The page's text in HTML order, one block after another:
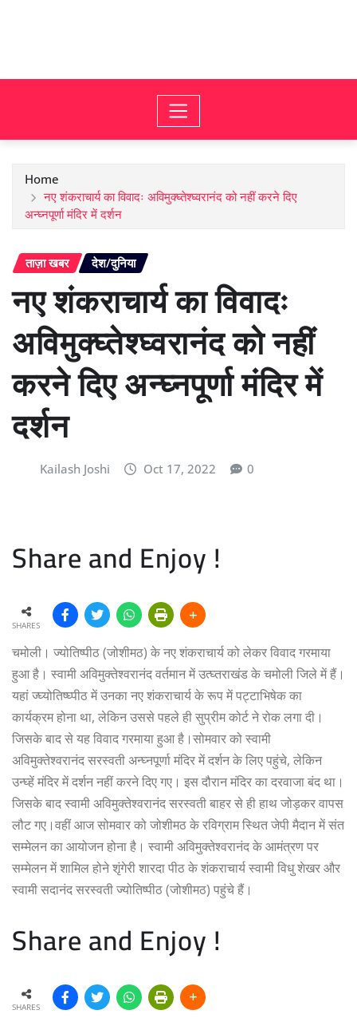
Home
नए शंकराचार्य का विवादः अविमुक्घ्तेश्घ्वरानंद को नहीं करने दिए
अन्घ्नपूर्णा मंदिर में दर्शन
ताज़ा खबर देश/दुनिया
नए शंकराचार्य का विवादः
अविमुक्घ्तेश्घ्वरानंद को नहीं
करने दिए अन्घ्नपूर्णा मंदिर में
दर्शन
Kailash Joshi Oct 17, 2022 0
Share and Enjoy !
SHARES
चमोली। ज्योतिष्पीठ (जोशीमठ) के नए शंकराचार्य को लेकर विवाद गरमाया
हुआ है। स्वामी अविमुक्तेश्वरानंद वर्तमान में उत्घ्तराखंड के चमोली जिले में हैं।
यहां ज्घ्योतिष्घ्पीठ में उनका नए शंकराचार्य के रूप में पट्टाभिषेक का
कार्यक्रम होना था, लेकिन उससे पहले ही सुप्रीम कोर्ट ने रोक लगा दी।
जिसके बाद से यह विवाद गरमाया हुआ है।सोमवार को स्वामी
अविमुक्तेश्वरानंद सरस्वती अन्घ्नपूर्णा मंदिर में दर्शन के लिए पहुंचे, लेकिन
उन्घ्हें मंदिर में दर्शन नहीं करने दिए गए। इस दौरान मंदिर का दरवाजा बंद था।
जिसके बाद स्वामी अविमुक्तेश्वरानंद सरस्वती बाहर से ही हाथ जोड़कर वापस
लौट गए।वहीं आज सोमवार को जोशीमठ के रविग्राम स्थित जेपी मैदान में संत
सम्मेलन का आयोजन होना है। स्वामी अविमुक्तेश्वरानंद के आमंत्रण पर
सम्मेलन में शामिल होने शृंगेरी शारदा पीठ के शंकराचार्य स्वामी विधु शेखर और
स्वामी सदानंद सरस्वती ज्योतिष्पीठ (जोशीमठ) पहुंचे हैं।
Share and Enjoy !
SHARES